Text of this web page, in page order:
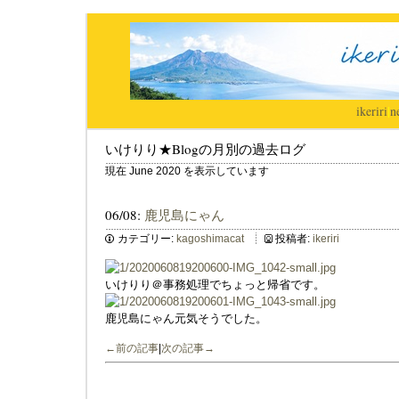
ikeriri|
いけりり★Blogの月別の過去ログ
現在 June 2020 を表示しています
06/08: 鹿児島にゃん
カテゴリー: kagoshimacat 投稿者: ikeriri
いけりり＠事務処理でちょっと帰省です。
鹿児島にゃん元気そうでした。
←前の記事 次の記事→